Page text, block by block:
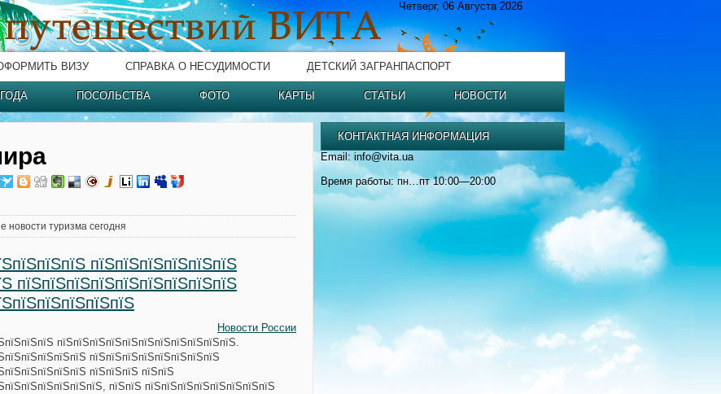
Четверг, 06 Августа 2026
ВИЗУ СПРАВКА О НЕСУДИМОСТИ ДЕТСКИЙ ЗАГРАНПАСПОРТ
ПОСОЛЬСТВА ФОТО КАРТЫ СТАТЬИ НОВОСТИ
новости туризма сегодня
пїЅпїЅпїЅпїЅпїЅпїЅ
пїЅпїЅпїЅпїЅпїЅпїЅпїЅпїЅпїЅ
Новости России
пїЅпїЅпїЅпїЅпїЅпїЅпїЅпїЅпїЅпїЅпїЅ.
пїЅпїЅпїЅпїЅпїЅпїЅпїЅпїЅ
пїЅпїЅпїЅ пїЅпїЅ
пїЅпїЅ пїЅпїЅпїЅпїЅпїЅпїЅпїЅпїЅ
КОНТАКТНАЯ ИНФОРМАЦИЯ
Email: info@vita.ua
Время работы: пн…пт 10:00—20:00